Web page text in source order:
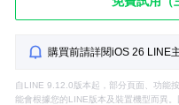
購買前請詳閱iOS 26 LINE
自LINE 9.12.0版本起，部分頁面、功能
能會根據您的LINE版本及裝置機型而異